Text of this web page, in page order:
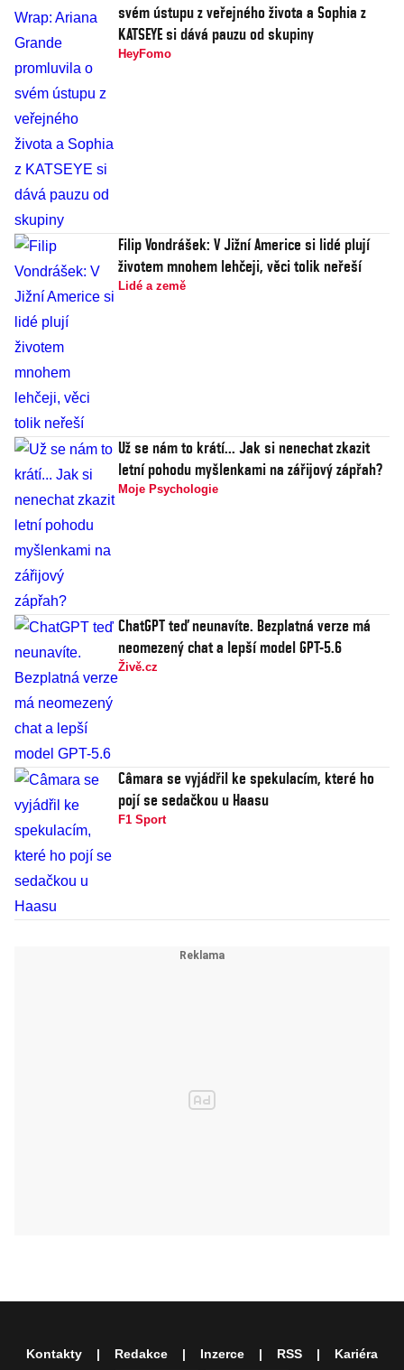
svém ústupu z veřejného života a Sophia z
KATSEYE si dává pauzu od skupiny
HeyFomo
Filip Vondrášek: V Jižní Americe si lidé plují
životem mnohem lehčeji, věci tolik neřeší
Lidé a země
Už se nám to krátí... Jak si nenechat zkazit
letní pohodu myšlenkami na zářijový zápřah?
Moje Psychologie
ChatGPT teď neunavíte. Bezplatná verze má
neomezený chat a lepší model GPT-5.6
Živě.cz
Câmara se vyjádřil ke spekulacím, které ho
pojí se sedačkou u Haasu
F1 Sport
Kontakty Redakce Inzerce RSS Kariéra